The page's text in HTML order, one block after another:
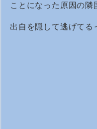
ことになった原因の隣
出自を隠して逃げてる